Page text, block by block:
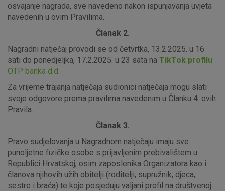
osvajanje nagrada, sve navedeno nakon ispunjavanja uvjeta
navedenih u ovim Pravilima.
Članak 2.
Nagradni natječaj provodi se od četvrtka, 13.2.2025. u 16
sati do ponedjeljka, 17.2.2025. u 23 sata na TikTok profilu
OTP banka d.d.
Za vrijeme trajanja natječaja sudionici natječaja mogu slati
svoje odgovore prema pravilima navedenim u Članku 4. ovih
Pravila.
Članak 3.
Pravo sudjelovanja u Nagradnom natječaju imaju sve
punoljetne fizičke osobe s prijavljenim prebivalištem u
Republici Hrvatskoj, osim zaposlenika Organizatora kao i
članova njihovih užih obitelji (roditelji, supružnik, djeca,
sestre i braća) te koje posjeduju valjani profil na društvenoj